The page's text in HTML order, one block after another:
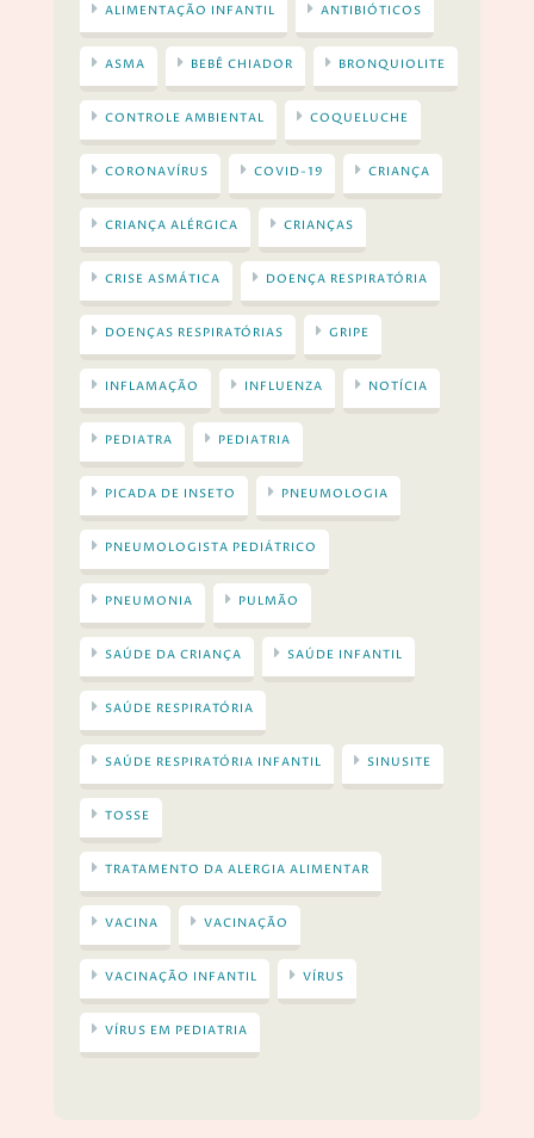
ALIMENTAÇÃO INFANTIL ANTIBIÓTICOS
ASMA BEBÊ CHIADOR BRONQUIOLITE
CONTROLE AMBIENTAL COQUELUCHE
CORONAVÍRUS COVID-19 CRIANÇA
CRIANÇA ALÉRGICA CRIANÇAS
CRISE ASMÁTICA DOENÇA RESPIRATÓRIA
DOENÇAS RESPIRATÓRIAS GRIPE
INFLAMAÇÃO INFLUENZA NOTÍCIA
PEDIATRA PEDIATRIA
PICADA DE INSETO PNEUMOLOGIA
PNEUMOLOGISTA PEDIÁTRICO
PNEUMONIA PULMÃO
SAÚDE DA CRIANÇA SAÚDE INFANTIL
SAÚDE RESPIRATÓRIA
SAÚDE RESPIRATÓRIA INFANTIL SINUSITE
TOSSE
TRATAMENTO DA ALERGIA ALIMENTAR
VACINA VACINAÇÃO
VACINAÇÃO INFANTIL VÍRUS
VÍRUS EM PEDIATRIA